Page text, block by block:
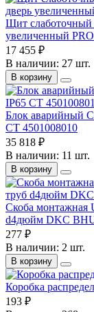
Щит слаботочный
увеличенный
17 455 ₽
В наличии: 27 шт.
В корзину
Блок аварийный
СТ 4501008010
35 818 ₽
В наличии: 11 шт.
В корзину
Скоба монтажная
d4дюйм DKC
277 ₽
В наличии: 2 шт.
В корзину
Коробка
193 ₽